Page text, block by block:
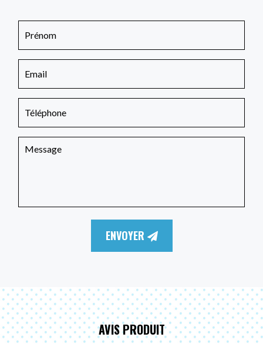
ENVOYER
AVIS PRODUIT